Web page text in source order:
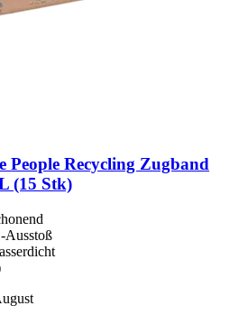
People Recycling Zugband
(15 Stk)
Ausstoß